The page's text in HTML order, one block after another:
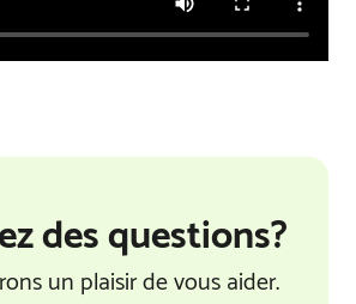
des questions?
un plaisir de vous aider.